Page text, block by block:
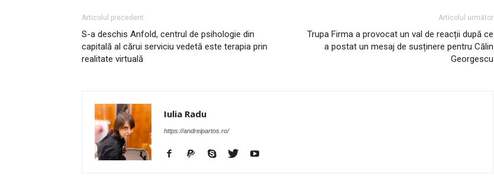
Articolul precedent
S-a deschis Anfold, centrul de psihologie din
capitală al cărui serviciu vedetă este terapia prin
realitate virtuală
Articolul următor
Trupa Firma a provocat un val de reacții după ce
a postat un mesaj de susținere pentru Călin
Georgescu
Iulia Radu
https://andreipartos.ro/